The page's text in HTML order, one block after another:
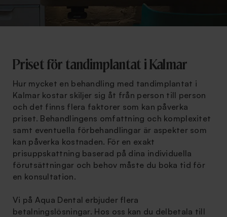
Priset för tandimplantat i Kalmar
Hur mycket en behandling med tandimplantat i
Kalmar kostar skiljer sig åt från person till person
och det finns flera faktorer som kan påverka
priset. Behandlingens omfattning och komplexitet
samt eventuella förbehandlingar är aspekter som
kan påverka kostnaden. För en exakt
prisuppskattning baserad på dina individuella
förutsättningar och behov måste du boka tid för
en konsultation.
Vi på Aqua Dental erbjuder flera
betalningslösningar. Hos oss kan du delbetala till